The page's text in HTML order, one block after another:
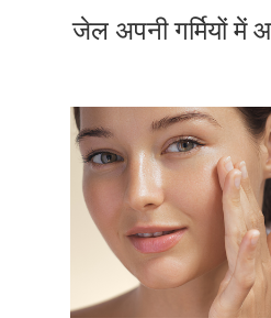
जेल अपनी गर्मियों